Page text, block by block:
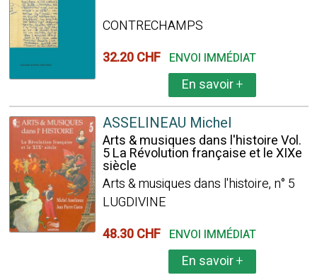
CONTRECHAMPS
32.20 CHF ENVOI IMMÉDIAT
En savoir+
ASSELINEAU Michel
Arts & musiques dans l'histoire Vol.
5 La Révolution française et le XIXe
siècle
Arts & musiques dans l'histoire, n° 5
LUGDIVINE
48.30 CHF ENVOI IMMÉDIAT
En savoir+